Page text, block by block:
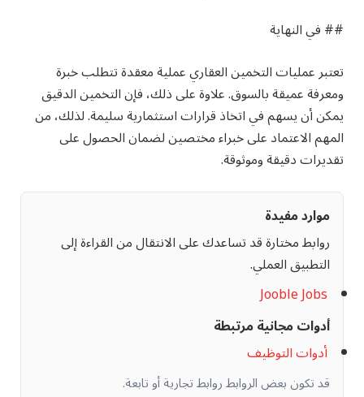
## في النهاية
تعتبر عمليات التخمين العقاري عملية معقدة تتطلب خبرة
ومعرفة عميقة بالسوق. علاوة على ذلك، فإن التخمين الدقيق
يمكن أن يسهم في اتخاذ قرارات استثمارية سليمة. لذلك، من
المهم الاعتماد على خبراء مختصين لضمان الحصول على
تقديرات دقيقة وموثوقة.
موارد مفيدة
روابط مختارة قد تساعدك على الانتقال من القراءة إلى
التطبيق العملي.
Jooble Jobs
أدوات مجانية مرتبطة
أدوات التوظيف
قد تكون بعض الروابط روابط تجارية أو تابعة.